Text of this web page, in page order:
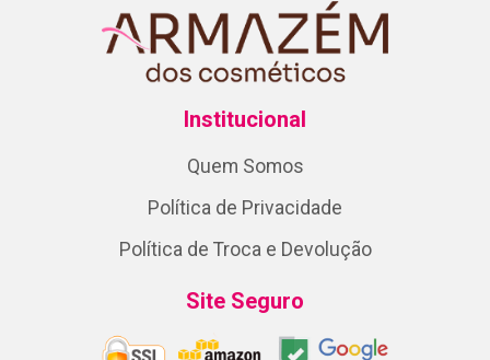
Institucional
Quem Somos
Política de Privacidade
Política de Troca e Devolução
Site Seguro